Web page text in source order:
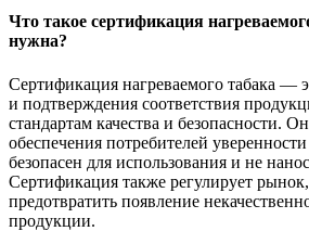
Что такое сертификация
нужна?
Сертификация нагреваемого табака —
и подтверждения соответствия
стандартам качества и безопасности.
обеспечения потребителей
безопасен для использования и не
Сертификация также регулирует
предотвратить появление
продукции.